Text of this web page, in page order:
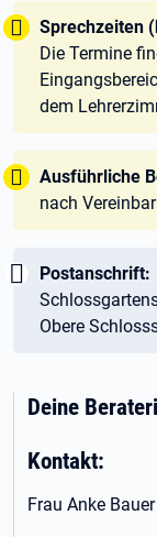
Tipp:
Sprechzeiten
Die Termine
dem
Tipp:
Ausführliche
nach
Wichtig:
Postanschrift:
Obere
Deine
Kontakt:
Frau Anke Bauer